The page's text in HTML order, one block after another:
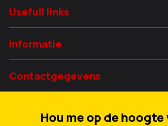
Usefull links
Informatie
Contactgegevens
Hou me op de